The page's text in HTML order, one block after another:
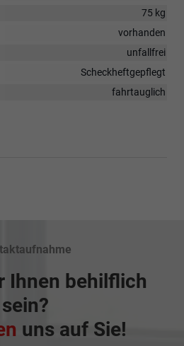
75 kg
vorhanden
unfallfrei
Scheckheftgepflegt
fahrtauglich
Ihnen behilflich
sein?
uns auf Sie!